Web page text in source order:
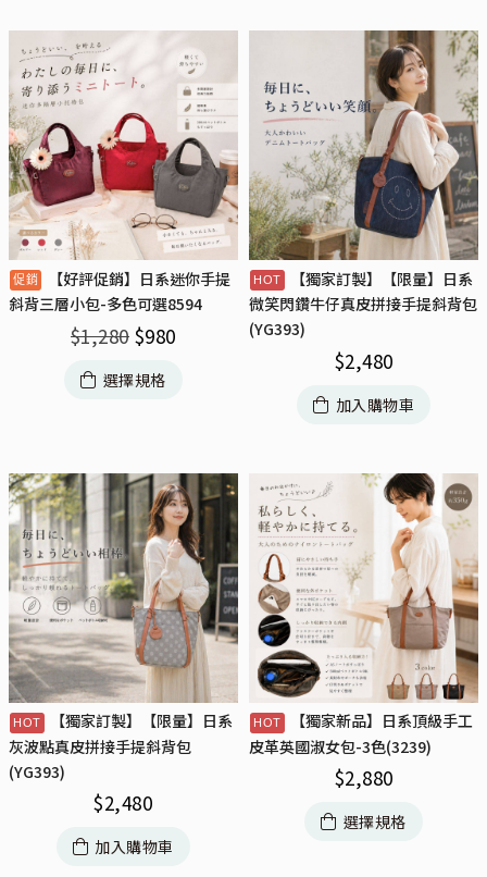
【好評促銷】日系迷你手提
斜背三層小包-多色可選8594
$1,280 $980
選擇規格
【獨家訂製】【限量】日系
微笑閃鑽牛仔真皮拼接手提斜背包
(YG393)
$2,480
加入購物車
【獨家訂製】【限量】日系
灰波點真皮拼接手提斜背包
(YG393)
$2,480
加入購物車
【獨家新品】日系頂級手工
皮革英國淑女包-3色(3239)
$2,880
選擇規格